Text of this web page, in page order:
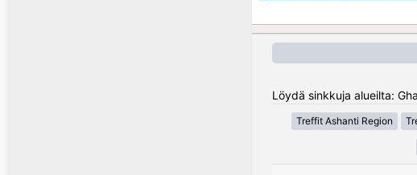
Löydä sinkkuja alueilta:
Treffit Ashanti Region